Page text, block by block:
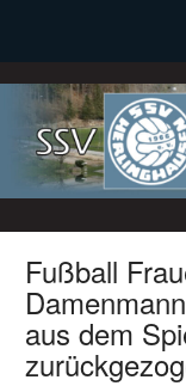
SSV
Fußball
aus dem